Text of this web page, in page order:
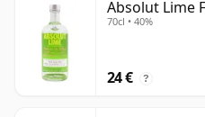
Absolut Lime
70cl • 40%
24 € ?